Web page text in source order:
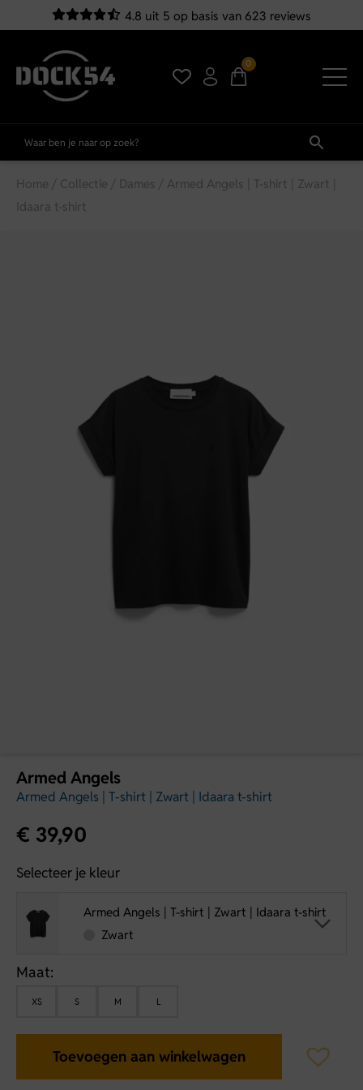
4.8 uit 5 op basis van 623 reviews
0
Home / Collectie / Dames / Armed Angels | T-shirt | Zwart |
Idaara t-shirt
Armed Angels
Armed Angels | T-shirt | Zwart | Idaara t-shirt
€ 39,90
Selecteer je kleur
Armed Angels | T-shirt | Zwart | Idaara t-shirt
Zwart
Maat:
XS S M L
Toevoegen aan winkelwagen